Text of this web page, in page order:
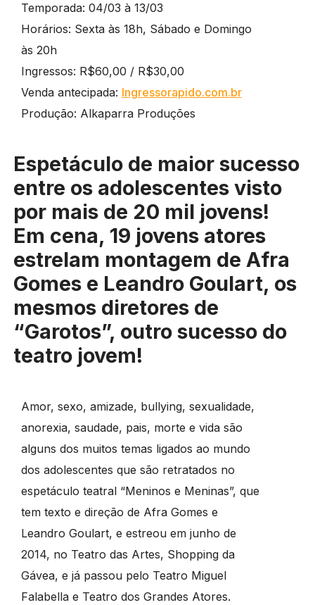
Temporada: 04/03 à 13/03
Horários: Sexta às 18h, Sábado e Domingo
às 20h
Ingressos: R$60,00 / R$30,00
Venda antecipada: Ingressorapido.com.br
Produção: Alkaparra Produções
Espetáculo de maior sucesso
entre os adolescentes visto
por mais de 20 mil jovens!
Em cena, 19 jovens atores
estrelam montagem de Afra
Gomes e Leandro Goulart, os
mesmos diretores de
“Garotos”, outro sucesso do
teatro jovem!
Amor, sexo, amizade, bullying, sexualidade,
anorexia, saudade, pais, morte e vida são
alguns dos muitos temas ligados ao mundo
dos adolescentes que são retratados no
espetáculo teatral “Meninos e Meninas”, que
tem texto e direção de Afra Gomes e
Leandro Goulart, e estreou em junho de
2014, no Teatro das Artes, Shopping da
Gávea, e já passou pelo Teatro Miguel
Falabella e Teatro dos Grandes Atores.